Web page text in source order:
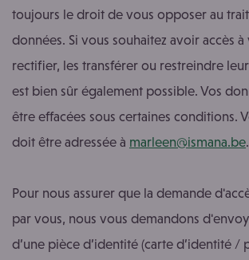
toujours le droit de vous opposer au
données. Si vous souhaitez avoir accès
rectifier, les transférer ou restreindre
est bien sûr également possible. Vos
être effacées sous certaines conditions.
doit être adressée à marleen@ismana.be.
Pour nous assurer que la demande
par vous, nous vous demandons
d’une pièce d’identité (carte d’identité /